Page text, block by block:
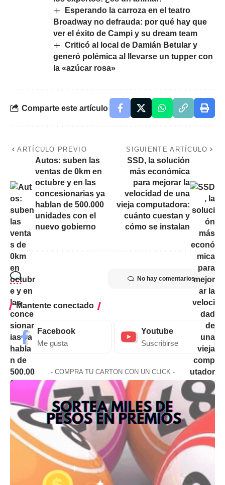
Esperando la carroza en el teatro
Broadway no defrauda: por qué hay que
ver el éxito de Campi y su dream team
Criticó al local de Damián Betular y
generó polémica al llevarse un tupper con
la «azúcar rosa»
Comparte este artículo
ARTÍCULO PREVIO
Autos: suben las
ventas de 0km en
octubre y en las
concesionarias ya
hablan de 500.000
unidades con el
nuevo gobierno
SIGUIENTE ARTÍCULO
SSD, la solución
más económica
para mejorar la
velocidad de una
vieja computadora:
cuánto cuestan y
cómo se instalan
No hay comentarios
Mantente conectado
Facebook
Me gusta
Youtube
Suscribirse
- COMPRA TU CARTON CON UN CLICK -